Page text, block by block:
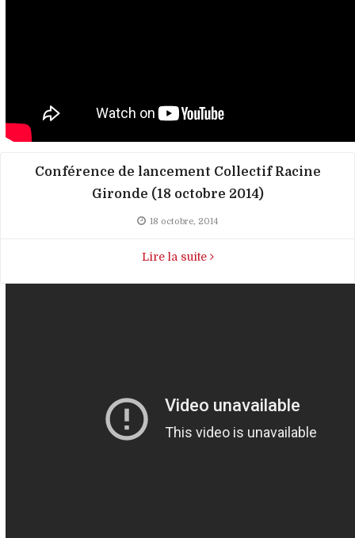
Conférence de lancement Collectif Racine
Gironde (18 octobre 2014)
18 octobre, 2014
Lire la suite